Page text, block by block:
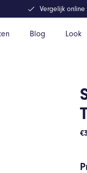
Blog Look
Vergelijk
€